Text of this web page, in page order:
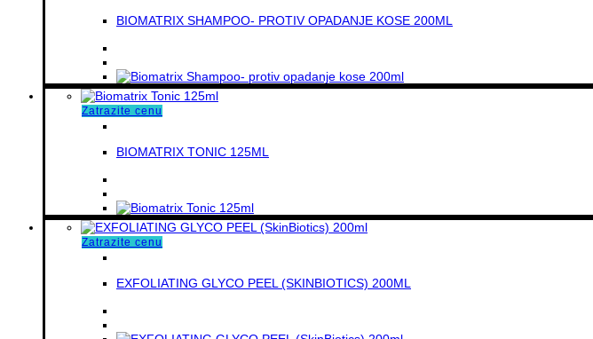
BIOMATRIX SHAMPOO- PROTIV OPADANJE KOSE 200ML
Zatrazite cenu
BIOMATRIX TONIC 125ML
Zatrazite cenu
EXFOLIATING GLYCO PEEL (SKINBIOTICS) 200ML